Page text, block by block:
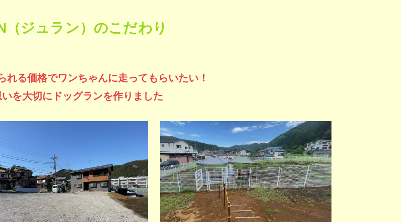
（ジュラン）のこだわり
れる価格でワンちゃんに走ってもらいたい！
を大切にドッグランを作りました